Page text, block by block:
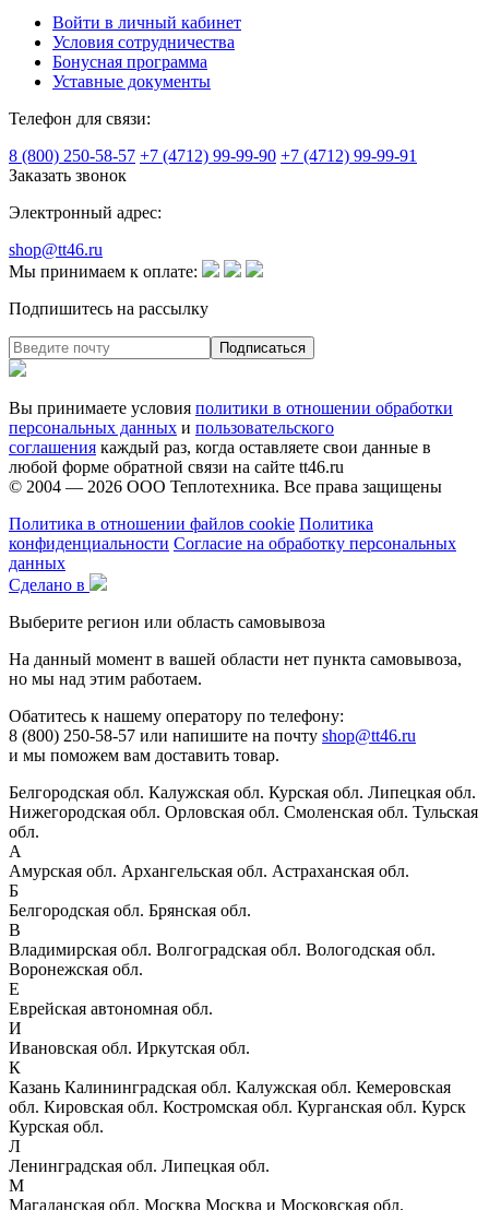
Войти в личный кабинет
Условия сотрудничества
Бонусная программа
Уставные документы
Телефон для связи:
8 (800) 250-58-57 +7 (4712) 99-99-90 +7 (4712) 99-99-91
Заказать звонок
Электронный адрес:
shop@tt46.ru
Мы принимаем к оплате:
Подпишитесь на рассылку
Вы принимаете условия политики в отношении обработки
персональных данных и пользовательского
соглашения каждый раз, когда оставляете свои данные в
любой форме обратной связи на сайте tt46.ru
© 2004 — 2026 ООО Теплотехника. Все права защищены
Политика в отношении файлов cookie Политика
конфиденциальности Согласие на обработку персональных
данных
Сделано в
Выберите регион или область самовывоза
На данный момент в вашей области нет пункта самовывоза,
но мы над этим работаем.
Обатитесь к нашему оператору по телефону:
8 (800) 250-58-57 или напишите на почту shop@tt46.ru
и мы поможем вам доставить товар.
Белгородская обл. Калужская обл. Курская обл. Липецкая обл.
Нижегородская обл. Орловская обл. Смоленская обл. Тульская
обл.
А
Амурская обл. Архангельская обл. Астраханская обл.
Б
Белгородская обл. Брянская обл.
В
Владимирская обл. Волгоградская обл. Вологодская обл.
Воронежская обл.
Е
Еврейская автономная обл.
И
Ивановская обл. Иркутская обл.
К
Казань Калининградская обл. Калужская обл. Кемеровская
обл. Кировская обл. Костромская обл. Курганская обл. Курск
Курская обл.
Л
Ленинградская обл. Липецкая обл.
М
Магаданская обл. Москва Москва и Московская обл.